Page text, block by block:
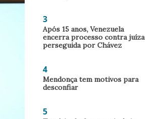
3
Após 15 anos, Venezuela
encerra processo contra juíza
perseguida por Chávez
4
Mendonça tem motivos para
desconfiar
5